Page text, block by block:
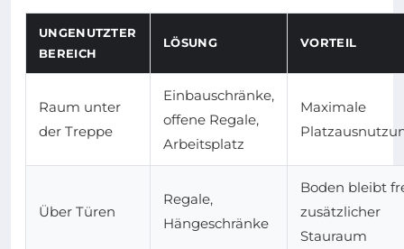
UNGENUTZTER
BEREICH
LÖSUNG VORTEIL
Raum unter
der Treppe
Einbauschränke,
offene Regale,
Arbeitsplatz
Maximale
Über Türen
Regale,
Hängeschränke
Boden bleibt
zusätzlicher
Stauraum